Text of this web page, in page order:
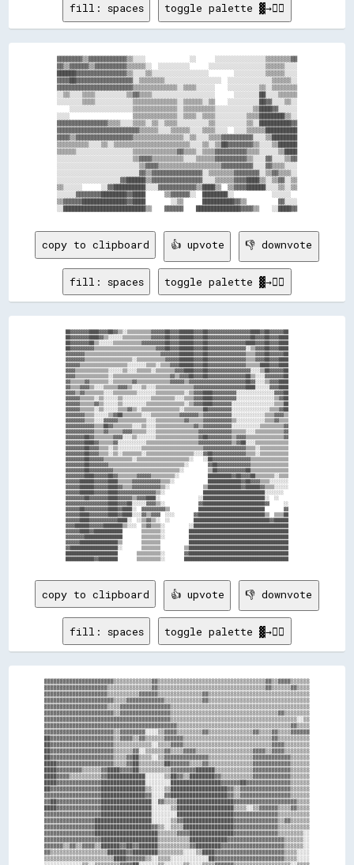
fill: spaces toggle palette ▓→✊🏽
▓▓▓▓▓▓▓▓▒▒▓▓▓▓▓▓▓▓▓▓▓▓▒▒░░░░              ░░      ░░░░░░░░░░░░░░░░▒▒▒▒▒▒▒▒▓▓
▓▓▒▒▓▓▓▓▓▓▒▒▓▓▓▓▓▓▓▓▓▓▒▒▒▒▒▒░░  ░░░░░░░░░░      ░░░░░░░░░░░░░░░░░░▒▒▒▒▒▒░░░░
██████▓▓▓▓▓▓▓▓▓▓▓▓▓▓▓▓▒▒░░░░▒▒░░░░░░░░░░░░░░░░░░        ░░░░░░░░░░▒▒▒▒▒▒░░░░
▓▓▓▓██▓▓▓▓▓▓▓▓▓▓▓▓▓▓▓▓▓▓░░▒▒▒▒▒▒▒▒░░░░░░░░░░░░░░░░░░  ░░░░░░░░░░░░░░▒▒▒▒▒▒░░
▓▓▓▓▓▓▓▓▓▓▓▓▓▓▓▓▓▓▓▓▓▓▓▓▒▒▒▒▒▒▒▒▒▒▒▒▒▒░░▒▒▒▒░░░░░░    ░░░░░░░░░░▒▒░░▒▒▒▒▒▒▒▒
░░▒▒░░░░▒▒▒▒░░░░░░░░░░▒▒▓▓▒▒▒▒░░░░░░░░░░░░░░░░░░░░      ░░░░░░░░██░░░░▒▒▒▒▒▒
░░░░░░░░▒▒▒▒░░░░░░░░░░░░▒▒▒▒▒▒▒▒▒▒▒▒▒▒░░▒▒▒▒▒▒░░▒▒    ░░░░░░░░░░██▓▓░░░░▒▒░░
    ░░░░░░░░░░░░░░░░░░░░▒▒▒▒▒▒▒▒▒▒▒▒▒▒░░▒▒▒▒▒▒▒▒▒▒░░░░░░░░░░░░▒▒████▓▓░░░░░░
░░░░                    ▒▒▒▒▒▒▒▒▒▒▒▒▒▒░░▒▒▒▒░░▒▒▒▒░░░░░░░░░░▒▒▒▒████████▒▒░░
▓▓▓▓▓▓▓▓▓▓▓▓▓▓▓▓▒▒▒▒░░░░▒▒▒▒░░▒▒░░▒▒▒▒░░░░░░░░░░▒▒░░░░░░░░░░▒▒░░██████████▓▓
▓▓▓▓▓▓▓▓▓▓▓▓▓▓▓▓▓▓▓▓▓▓▓▓▓▓▒▒▒▒▒▒░░░░▒▒▒▒▒▒░░░░▒▒▒▒░░░░  ░░░░▒▒▒▒▒▒██████████
▓▓▓▓▒▒▓▓▓▓▓▓▓▓▓▓▓▓▓▓▓▓▓▓▒▒▒▒▒▒▒▒▒▒▒▒▒▒▒▒░░▒▒░░░░▒▒▒▒▓▓▓▓▓▓▓▓▓▓░░░░▒▒████████
▒▒▒▒▒▒▒▒▒▒░░░░▒▒░░▒▒▒▒▒▒▒▒▒▒▒▒▒▒▒▒▒▒▒▒▒▒▒▒░░░░▒▒░░▒▒██▓▓▓▓▓▓▓▓▒▒░░░░▒▒██████
▒▒▒▒▒▒░░░░░░░░░░░░░░░░░░▒▒▒▒▒▒▒▒▒▒▒▒▒▒▓▓▒▒▒▒░░▒▒▒▒▓▓▓▓▓▓▓▓▓▓▒▒▒▒░░░░░░▒▒████
░░░░░░░░░░░░░░░░░░░░░░░░▒▒▓▓▓▓▒▒▒▒▒▒▒▒▒▒░░░░▒▒▒▒▒▒▓▓▓▓▓▓▓▓▓▓▒▒░░░░▓▓░░░░▒▒▓▓
░░░░░░░░░░░░░░░░░░░░░░░░░░▒▒▓▓▓▓▒▒▒▒▒▒▒▒▒▒▒▒▒▒▒▒▒▒▒▒▓▓▓▓▓▓▓▓▓▓░░░░▓▓▒▒▒▒░░░░
░░░░░░░░░░░░░░░░░░░░░░░░░░▓▓▒▒▓▓▓▓▓▓▓▓▓▓▓▓▓▓▓▓░░▒▒▒▒▒▒▒▒▓▓▓▓▓▓▓▓░░▒▒▓▓▒▒▒▒░░
░░░░░░░░░░░░░░░░░░░░▓▓██████▒▒▓▓▓▓▓▓▓▓▓▓▓▓▓▓▓▓░░░░▒▒▒▒▒▒▓▓▓▓████▒▒░░▒▒▓▓░░▒▒
▒▒░░░░░░      ░░▓▓██████████░░░░▓▓▓▓▓▓▓▓▓▓▓▓▒▒████▒▒  ▒▒▓▓▓▓██████░░░░▒▒░░▒▒
░░░░░░▓▓▓▓▓▓▓▓████████▓▓████      ▒▒▓▓▓▓▓▓░░  ████████░░            ░░░░░░
▒▒▓▓▓▓▓▓██████████████▓▓████        ░░▒▒      ██████████▓▓▒▒          ▓▓░░░░
copy to clipboard 👍 upvote 👎 downvote
fill: spaces toggle palette ▓→✊🏽
██▓▓▓▓▓▓▓▓████▓▓▓▓██▓▓▒▒░░▒▒▒▒▒▒▒▒▒▒▓▓▓▓▓▓██▓▓▓▓██████▓▓▓▓██▓▓▓▓▓▓▓▓▓▓▓▓▓▓▓▓▓▓████▓▓██▓▓▓▓▓▓██
██▓▓▓▓▓▓▓▓████▓▓▒▒░░░░░░▒▒▒▒▒▒▒▒▒▒▒▒▓▓▓▓▓▓██▓▓▓▓██████▓▓▓▓██▓▓▓▓▓▓▓▓▓▓▓▓▓▓▓▓▓▓██▓▓▓▓██▓▓▓▓████
██▓▓▓▓▓▓▓▓██▒▒░░░░░░▒▒▒▒▒▒▒▒▒▒▒▒▓▓▓▓▓▓▓▓▓▓██▓▓▓▓██████▓▓▓▓██▓▓▓▓▓▓▓▓▓▓▓▓▓▓▓▓████▓▓▓▓██▓▓▓▓████
██▓▓▓▓▓▓▓▓▓▓▒▒▒▒▒▒▒▒▒▒▒▒▒▒▒▒▒▒▒▒▒▒▒▒▒▒▓▓▓▓██▓▓▓▓██████▓▓▓▓██▓▓▓▓▓▓▓▓▓▓▓▓▓▓▓▓░░▒▒▓▓▓▓██▓▓▓▓████
▓▓▓▓▓▓▓▓▒▒▒▒▒▒▒▒▒▒▒▒▒▒▒▒▒▒▒▒▒▒▒▒▒▒▒▒▒▒▒▒▓▓▓▓▓▓▓▓██████▓▓▓▓██▓▓▓▓▓▓▓▓▓▓▓▓▓▓▓▓▒▒▒▒▓▓▓▓██▓▓▓▓▓▓██
▓▓▓▓▓▓▓▓▒▒▒▒▒▒▒▒▒▒▒▒▒▒▒▒▒▒▒▒░░▒▒▒▒▒▒▒▒▒▒▒▒▓▓▓▓▓▓██████▓▓▓▓██▓▓▓▓▓▓▓▓▓▓▓▓▓▓▓▓▒▒▒▒▓▓▓▓██▓▓▓▓████
▓▓▓▓▓▓▒▒▒▒▒▒▒▒▒▒▒▒▒▒▒▒▒▒▒▒░░░░░░░░▒▒▒▒░░▒▒▒▒▓▓▓▓██████▓▓▓▓██▓▓▓▓▓▓▓▓▓▓▓▓▓▓▓▓▒▒▒▒▒▒████▓▓▓▓████
▓▓▓▓▒▒▒▒▒▒▒▒▒▒▒▒▒▒░░░░░░▒▒░░░░▒▒▒▒▒▒░░▒▒▒▒▒▒▒▒▓▓▓▓████▓▓▓▓██▓▓▓▓▓▓▓▓▓▓▓▓▓▓▓▓▓▓░░░░▒▒██▓▓▓▓▓▓██
▓▓▓▓▒▒▒▒▒▒▒▒▒▒▒▒▒▒░░▒▒▒▒▒▒▒▒▒▒▒▒▒▒▒▒▒▒▒▒▒▒▒▒▓▓▒▒▓▓▓▓██▓▓▓▓██▓▓▓▓▓▓▓▓▓▓▓▓▓▓▓▓██▒▒░░░░▓▓▓▓▓▓▓▓██
▓▓▒▒▒▒▒▒▓▓▒▒▒▒▒▒▒▒░░▒▒▒▒▒▒▒▒▓▓▒▒▒▒▒▒▒▒▒▒▒▒▒▒▓▓▓▓▓▓▒▒▓▓▓▓▓▓▓▓▓▓▓▓▓▓▓▓▓▓▓▓▓▓▓▓██▓▓░░░░▒▒▓▓▓▓████
▓▓▒▒▒▒▓▓▓▓▒▒░░░░▒▒▒▒▒▒▓▓▓▓▒▒░░░░▒▒░░░░▒▒▒▒▒▒▒▒▒▒▒▒▒▒▒▒▓▓▓▓▓▓▓▓▓▓▓▓▓▓▓▓▓▓▓▓▓▓████░░░░░░▓▓▓▓████
▓▓▓▓▒▒▓▓▒▒▒▒▒▒▒▒░░░░▒▒▒▒▒▒▒▒▒▒░░░░░░░░▒▒▒▒▒▒▒▒▒▒▒▒░░▒▒▓▓▓▓████▓▓▓▓▓▓▓▓▓▓░░░░░░░░░░░░░░░░▓▓▓▓██
▓▓▓▓▓▓▒▒▒▒▒▒░░▒▒░░░░░░▒▒░░░░░░░░░░░░▒▒▒▒▒▒▒▒▒▒░░░░▒▒▒▒▓▓▓▓████▓▓▓▓▓▓▓▓▓▓░░░░░░░░░░░░░░░░▒▒▓▓██
▓▓▓▓▓▓▒▒▒▒▒▒▓▓▒▒░░░░░░▒▒░░░░░░░░░░▒▒▒▒▒▒▒▒▒▒▒▒▒▒▒▒░░▒▒▓▓▓▓████▓▓▓▓▓▓▓▓░░░░░░░░░░░░░░░░░░▒▒▒▒██
▓▓▓▓▓▓▒▒▒▒▒▒░░▒▒░░░░░░▒▒▒▒▓▓▒▒░░▒▒▒▒▒▒▒▒▒▒▒▒▒▒▒▒░░▒▒▒▒▒▒▒▒██▓▓▓▓▓▓▓▓▓▓░░░░░░░░░░░░░░░░▒▒▒▒▓▓██
▓▓▓▓▓▓▓▓▒▒▒▒░░░░░░▒▒▓▓██▒▒▒▒▒▒▒▒░░░░▒▒▒▒▒▒▒▒▒▒▒▒▓▓▓▓▓▓▓▓▒▒▓▓▓▓▓▓▓▓▓▓▓▓░░░░░░░░░░░░░░▒▒▒▒▓▓▓▓▒▒
▓▓▓▓▓▓▓▓▒▒▒▒░░░░▓▓▓▓▓▓▒▒▒▒▒▒▒▒▒▒▒▒░░░░▒▒▒▒▒▒▒▒▒▒▒▒▓▓▒▒▒▒▒▒▓▓▓▓▓▓▓▓▓▓▓▓▒▒░░░░░░░░░░░░▒▒▒▒▓▓▒▒▒▒
▓▓▓▓▓▓▓▓▓▓▓▓▒▒▒▒██▓▓▒▒▒▒▒▒▒▒░░░░▒▒░░░░▒▒▒▒▒▒▒▒▒▒▒▒▒▒▒▒▓▓▒▒▓▓▓▓▓▓▓▓▓▓▓▓░░░░░░░░░░░░▒▒▒▒▒▒▒▒▒▒▓▓
▓▓▓▓▓▓▓▓▓▓▓▓▒▒▒▒▓▓▒▒▒▒▒▒▓▓▓▓▒▒▒▒▒▒░░░░▒▒▒▒▒▒▒▒▒▒▒▒▒▒▒▒▒▒▓▓▓▓▓▓▓▓▓▓▓▓▓▓▒▒▒▒▒▒░░░░▒▒▒▒▒▒▒▒▒▒▒▒▓▓
▓▓▓▓▓▓▓▓██▓▓▒▒▒▒▒▒▒▒▓▓▓▓░░░░▒▒░░░░░░░░▒▒▒▒▒▒▒▒▒▒▒▒▒▒▒▒▒▒▓▓██▓▓▓▓▓▓▓▓▓▓▒▒▓▓▓▓▒▒▒▒▒▒▒▒▒▒▒▒▒▒▒▒▓▓
▓▓▓▓▓▓▓▓████▓▓▒▒▒▒▒▒▓▓░░░░░░░░░░░░▒▒▒▒▒▒▒▒▒▒▒▒▒▒▒▒▒▒▒▒▒▒▓▓▓▓▓▓▓▓▓▓▓▓▓▓▒▒▓▓██░░░░▒▒▒▒▒▒▒▒▒▒▒▒▒▒
▓▓▓▓▓▓▓▓██▓▓▓▓▒▒▒▒░░▒▒░░░░░░░░░░▒▒▒▒▒▒▒▒▒▒▒▒▒▒▒▒▒▒▒▒▒▒▒▒▒▒▓▓▓▓▓▓▓▓▓▓▓▓▓▓▓▓▓▓▒▒▒▒░░▒▒▒▒▒▒▒▒▒▒▒▒
▓▓▓▓▓▓▓▓██▓▓▓▓▒▒▒▒░░▒▒░░▒▒▒▒▒▒▒▒░░▒▒▒▒▒▒▒▒▒▒▒▒▒▒▒▒▒▒▒▒░░░░▓▓██▓▓▓▓▓▓▓▓▓▓▓▓▓▓▒▒▒▒░░▒▒▒▒▒▒▒▒▒▒▒▒
▓▓▓▓▓▓▓▓██▓▓▓▓▓▓▒▒▒▒▒▒▒▒▒▒▒▒░░▒▒▒▒▒▒▒▒▒▒▒▒▒▒▒▒▒▒▒▒▒▒░░    ░░██▓▓▓▓▓▓▓▓▓▓▓▓▓▓▓▓▒▒▒▒▒▒▒▒▒▒▒▒▒▒▒▒
▓▓▓▓▓▓▓▓██▓▓▓▓▓▓▓▓▒▒▒▒▒▒▒▒▒▒▒▒▒▒▒▒▒▒▒▒▒▒▒▒▒▒▒▒▒▒▒▒░░        ▓▓██▓▓▓▓▓▓▓▓▓▓▓▓▓▓▒▒▒▒▒▒▒▒▒▒▒▒▒▒▒▒
▓▓▓▓▓▓▓▓██▓▓▓▓▓▓▓▓▓▓▒▒▒▒▒▒▒▒▒▒▒▒▒▒▒▒▒▒▒▒▒▒▒▒▒▒▒▒░░          ▒▒██▓▓▓▓▓▓▓▓▓▓▓▓██▒▒▒▒▒▒▒▒▒▒▒▒▒▒▒▒
▓▓▓▓▓▓▓▓████▓▓▓▓▓▓██▓▓▒▒▒▒▒▒▒▒▓▓▓▓▓▓▒▒▒▒▒▒▒▒▒▒░░            ██████████▓▓██▓▓▓▓██▒▒▒▒▒▒▒▒░░▒▒▒▒
▓▓▓▓▓▓██████▓▓▓▓▓▓████▒▒▒▒▒▒▓▓▓▓▓▓▓▓▓▓▓▓▒▒▒▒░░              ██████████████▓▓██▓▓▓▓▒▒▒▒░░░░░░░░
▓▓▓▓▓▓██████▓▓▓▓▓▓████▓▓▒▒▒▒▓▓▓▓▓▓▓▓▓▓▓▓▒▒░░              ▒▒██████████████▓▓██████▓▓▒▒▒▒░░░░░░
▓▓▓▓▓▓██████▓▓▓▓▓▓████▓▓▓▓▓▓▓▓▓▓▓▓▓▓▓▓▒▒░░                ██████████████████████████░░░░░░░░
▓▓▓▓▓▓▓▓██▓▓▓▓▓▓▓▓████▓▓▓▓▓▓▒▒▓▓▓▓████░░                ░░██████████████████████████░░  ░░
▓▓▓▓▓▓▓▓▓▓▓▓▓▓▓▓▓▓████▓▓▓▓██░░░░░░▓▓▓▓▒▒░░              ▓▓██████████████████████████▓▓      ░░
▓▓▓▓▓▓██▓▓▓▓▓▓▓▓▓▓████▓▓████░░  ▓▓▓▓▓▓▓▓▓▓▒▒            ████████████████████████████        ▓▓
▓▓▓▓▓▓████▓▓▓▓▓▓▓▓████▓▓████░░░░▓▓▒▒▓▓▓▓  ░░░░        ▓▓████████████████████████████▒▒  ▒▒▒▒██
▓▓▓▓▓▓████▓▓▓▓▓▓▓▓▓▓▓▓████░░  ░░▒▒▓▓▒▒░░  ░░          ████████████████████████████████▓▓██████
▓▓▓▓██████▓▓▓▓▓▓████████▒▒░░░░  ▒▒▓▓▒▒▒▒░░          ░░████████████████████████████████████████
▓▓▓▓▓▓████▓▓████████████        ▒▒▒▒▒▒▒▒░░          ██████████████████████████████████████████
▓▓▓▓▓▓▓▓████████████████        ▒▒▒▒▒▒▒▒░░          ██████████████████████████████████████████
▓▓▓▓▓▓████████████████▒▒        ▒▒▒▒▒▒▒▒            ██████████████████████████████████████████
▓▓████████████████████░░        ▒▒▒▒▒▒▒▒          ▒▒██████████████████████████████████████████
██████████████████████        ▒▒▒▒▒▒▒▒▒▒░░        ▓▓██████████████████████████████████████████
copy to clipboard 👍 upvote 👎 downvote
fill: spaces toggle palette ▓→✊🏽
▓▓▓▓▓▓▓▓▓▓▓▓▓▓▓▓▓▓▓▓▓▓▒▒▒▒▒▒▒▒▒▒▒▒▓▓▒▒▒▒▒▒▒▒▒▒▒▒▒▒▒▒▒▒▒▒▒▒▒▒▒▒▒▒▒▒▒▒▒▒▓▓▒▒▓▓▓▓▒▒▒▒▒▒
▓▓▓▓▓▓▓▓▓▓▓▓▓▓▓▓▓▓▓▓▒▒▒▒▒▒▒▒▒▒▒▒▒▒▓▓▒▒▒▒▒▒▒▒▒▒▒▒▒▒▒▒▒▒▒▒▒▒▒▒▒▒▒▒▒▒▒▒▒▒▓▓▒▒▒▒▒▒▓▓▒▒▒▒
▓▓▓▓▓▓▓▓▓▓▓▓▓▓▓▓▓▓▓▓▒▒▒▒▒▒▒▒▒▒▓▓▓▓▓▓▒▒▒▒▒▒▒▒▒▒▒▒▒▒▓▓▒▒▒▒▒▒▒▒▒▒▒▒▒▒▒▒▒▒▒▒▒▒▒▒▒▒▒▒▒▒▒▒
▓▓▓▓▓▓▓▓▓▓▓▓▓▓▓▓▓▓▓▓▓▓▒▒▒▒▓▓▓▓▓▓▓▓▓▓▓▓▒▒▒▒▒▒▒▒▒▒▒▒▓▓▒▒▒▒▒▒▒▒▒▒▒▒▒▒▒▒▒▒▒▒▒▒▒▒▒▒▒▒▒▒▒▒
▓▓▓▓▓▓▓▓▓▓▓▓▓▓▓▓▓▓▓▓▒▒▒▒▓▓▓▓▓▓▓▓▓▓▓▓▓▓▓▓▒▒▒▒▒▒▒▒▒▒▒▒▒▒▒▒▒▒▒▒▒▒▒▒▒▒▒▒▒▒▒▒▒▒▒▒▒▒▒▒▒▒▒▒
▓▓▓▓▓▓▓▓▓▓▓▓▓▓▓▓▓▓▓▓▓▓▒▒▓▓▓▓▓▓▓▓▓▓▓▓▓▓▓▓▒▒▒▒▒▒▒▒▒▒▒▒▒▒▒▒▒▒▒▒▒▒▒▒▒▒▒▒▒▒▒▒▒▒▓▓▒▒▒▒▒▒▒▒
▓▓▓▓▓▓▓▓▓▓▓▓▓▓▓▓▓▓▓▓▓▓▓▓▓▓▓▓▓▓▓▓▓▓▓▓▓▓▓▓▒▒▒▒▒▒▒▒▒▒▒▒▒▒▒▒▒▒▒▒▒▒▒▒▒▒▒▒▒▒▒▒▒▒▒▒▒▒▒▒░░▒▒
▓▓▓▓▓▓▓▓▓▓▓▓▓▓▓▓▓▓▓▓▓▓▓▓▓▓▓▓▓▓▓▓▓▓▓▓▓▓▓▓▓▓▒▒▒▒▒▒▒▒▒▒▒▒▒▒▒▒▒▒▒▒▒▒▒▒▒▒▒▒▒▒▒▒▒▒▒▒▓▓▒▒▒▒
▓▓▓▓▓▓▓▓▓▓▓▓▓▓▓▓▓▓▓▓▓▓▒▒▓▓▓▓▓▓▓▓░░░░▒▒▓▓▓▓▒▒▒▒▒▒▒▒▓▓▒▒▒▒▒▒▒▒▒▒▒▒▒▒▓▓▒▒▒▒▓▓▒▒▒▒▓▓▓▓▓▓
██▓▓▓▓▓▓▓▓▓▓▓▓▓▓▓▓▓▓▓▓▒▒▓▓▓▓▒▒▓▓▒▒▒▒▒▒▓▓▓▓▓▓▒▒▒▒▒▒▒▒▒▒▒▒▒▒▒▒▒▒▒▒▒▒▒▒▒▒▒▒▓▓▒▒▒▒▒▒▒▒▒▒
██▓▓▓▓▓▓▓▓▓▓▓▓▓▓▓▓▓▓▓▓▒▒▒▒▒▒▒▒▒▒▒▒░░▒▒▒▒▓▓▓▓▒▒▒▒▒▒▒▒▒▒▒▒▒▒▒▒▒▒▒▒▒▒▒▒▒▒▒▒▓▓▓▓▒▒▒▒▒▒▒▒
██▓▓▓▓▓▓▓▓▓▓▓▓▓▓▓▓▓▓▓▓▒▒▒▒▒▒▓▓░░▒▒▒▒▒▒▓▓▒▒▒▒▓▓▓▓▒▒▒▒▒▒▒▒▒▒▒▒▒▒▒▒▒▒▓▓▓▓▒▒▓▓▓▓▒▒▒▒▒▒▒▒
██▓▓▓▓▓▓▓▓▓▓▓▓▓▓▓▓▓▓▓▓▒▒▒▒▓▓██▒▒▒▒░░▒▒▓▓▓▓▓▓▓▓▓▓▓▓▓▓▒▒▒▒▒▒▒▒▒▒▒▒▒▒▓▓▓▓▓▓▓▓▓▓▓▓▒▒▒▒▒▒
████▓▓▓▓▓▓▓▓▓▓▓▓▓▓▓▓▓▓▒▒▒▒▓▓██▒▒▒▒▒▒▒▒██▓▓▓▓▓▓▒▒▒▒▓▓▒▒▒▒▒▒▒▒▒▒▒▒▒▒▓▓▓▓▓▓▓▓▓▓▓▓▒▒▒▒▒▒
████▓▓▓▓▓▓▓▓▒▒▒▒▒▒▓▓████▓▓▓▓██▒▒▒▒▒▒▒▒▒▒▓▓▓▓▓▓▓▓██████▒▒▒▒▒▒▒▒▒▒▒▒▓▓▓▓▓▓▓▓▓▓▓▓▒▒▒▒▒▒
████▓▓▓▓▒▒▒▒▒▒▒▒▒▒▓▓████████████░░░░░░▒▒██▓▓▒▒████████▓▓▒▒▒▒▒▒▒▒▒▒▓▓▓▓▓▓▓▓▓▓▓▓▒▒▒▒▒▒
████▓▓▓▓▓▓▓▓▓▓▓▓▓▓██████████████░░░░░░░░████████████████▓▓▓▓▓▓██▓▓▓▓▓▓▓▓▓▓▓▓▓▓▒▒▒▒▒▒
██▓▓▓▓▓▓▓▓▓▓▓▓▓▓▓▓██████████████▒▒░░░░▒▒██████████████████▓▓▒▒▓▓▓▓▓▓▓▓▓▓▓▓▓▓▓▓▒▒▒▒▒▒
▓▓▓▓▓▓▓▓▓▓▓▓▓▓▓▓▓▓██████████████▓▓░░░░▓▓██████████████████▓▓▒▒▓▓▓▓▓▓▓▓▓▓▓▓▓▓▓▓▒▒▒▒▒▒
▓▓██▓▓▓▓▓▓▓▓▓▓▓▓▓▓████████████████░░▓▓▒▒▒▒██████████████████▓▓▓▓▓▓▓▓▓▓▓▓▓▓▓▓▓▓▓▓▒▒▒▒
████▓▓▓▓▓▓▓▓▓▓▓▓▓▓████████████████░░░░░░▒▒██████████████████▒▒▒▒░░▒▒▓▓▓▓▓▓▒▒▒▒▓▓▒▒▒▒
▓▓▓▓▓▓▓▓▓▓▓▓▓▓▓▓▓▓████████████████░░░░░░░░██████████████████▓▓▓▓▓▓▓▓▓▓▓▓▓▓▒▒▒▒▒▒▒▒▒▒
▓▓▓▓▓▓▓▓▓▓▓▓▓▓▓▓██████████████████░░░░░░▒▒▓▓████████████████▓▓▓▓▓▓▓▓▓▓▓▓▓▓▒▒▓▓▒▒▒▒▒▒
▓▓▓▓▓▓▓▓▓▓▓▓▓▓▓▓██████████████████▓▓▒▒░░▒▒▒▒████████████████▓▓▓▓▓▓▓▓▓▓▓▓▓▓▒▒▒▒▒▒▒▒▒▒
▓▓▓▓▓▓▓▓▓▓▓▓▓▓▓▓████████████████████▒▒▒▒▒▒▓▓▓▓██████████████▓▓▓▓▓▓▓▓▓▓▓▓▓▓▒▒▒▒▒▒▒▒░░
▓▓▓▓▓▓▓▓▓▓▓▓▓▓▓▓▓▓██████████████████▒▒▒▒▒▒▒▒▒▒████████████▓▓▓▓▓▓▓▓▓▓▓▓▓▓▓▓▓▓▒▒▒▒▒▒░░
▓▓▓▓▓▓▒▒▓▓▒▒▓▓▓▓▒▒██████▓▓██▓▓██████▒▒▒▒▒▒▒▒▒▒▓▓████████▓▓▓▓▓▓▓▓▓▓▓▓▓▓▓▓▓▓▓▓▒▒▒▒▒▒░░
▓▓▒▒▒▒▒▒▒▒▒▒▒▒▒▒▒▒▒▒██████▓▓████████▒▒▒▒▒▒▒▒░░░░▒▒████▓▓▓▓▓▓▓▓▓▓▓▓▓▓▓▓▓▓▓▓▓▓▒▒▒▒░░░░
▒▒▒▒▒▒▒▒▒▒▒▒▒▒▒▒▒▒▒▒▒▒████▓▓▓▓▓▓▒▒░░▒▒▒▒░░░░░░░░░░░░██▓▓▓▓▓▓▓▓▓▓▓▓▓▓▓▓▓▓▓▓▓▓▒▒▒▒░░░░